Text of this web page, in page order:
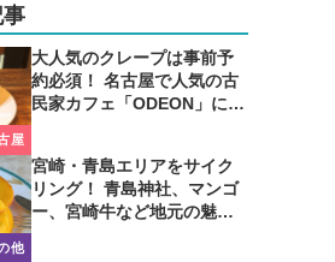
屋
大人気のクレープは事前予
約必須！ 名古屋で人気の古
民家カフェ「ODEON」に行
他
宮崎・青島エリアをサイク
リング！ 青島神社、マンゴ
ー、宮崎牛など地元の魅力